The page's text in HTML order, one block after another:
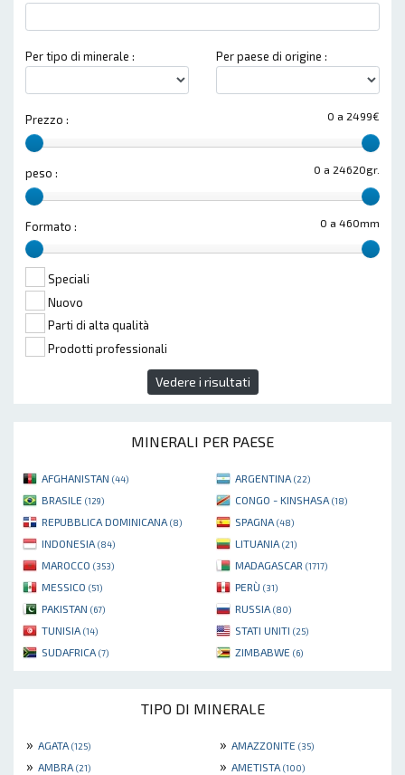
Per tipo di minerale : Per paese di origine :
0 a 2499€
Prezzo :
0 a 24620gr.
peso :
0 a 460mm
Formato :
Speciali
Nuovo
Parti di alta qualità
Prodotti professionali
Vedere i risultati
MINERALI PER PAESE
AFGHANISTAN (44) ARGENTINA (22)
BRASILE (129) CONGO - KINSHASA (18)
REPUBBLICA DOMINICANA (8) SPAGNA (48)
INDONESIA (84) LITUANIA (21)
MAROCCO (353) MADAGASCAR (1717)
MESSICO (51) PERÙ (31)
PAKISTAN (67) RUSSIA (80)
TUNISIA (14) STATI UNITI (25)
SUDAFRICA (7) ZIMBABWE (6)
TIPO DI MINERALE
» AGATA (125) » AMAZZONITE (35)
» AMBRA (21) » AMETISTA (100)